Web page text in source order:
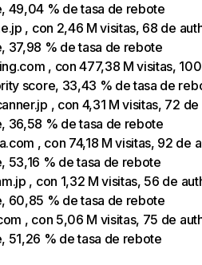
49,04 % de tasa de rebote
, con 2,46 M visitas, 68 de
37,98 % de tasa de rebote
, con 477,38 M visitas,
score, 33,43 % de tasa de
, con 4,31 M visitas, 72
36,58 % de tasa de rebote
, con 74,18 M visitas, 92 de
53,16 % de tasa de rebote
, con 1,32 M visitas, 56 de
60,85 % de tasa de rebote
, con 5,06 M visitas, 75 de
51,26 % de tasa de rebote